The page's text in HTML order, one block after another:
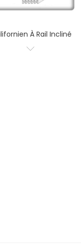
À Rail Incliné